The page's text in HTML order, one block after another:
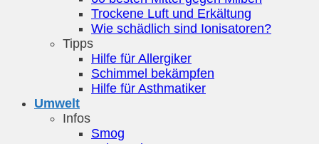
Trockene Luft und Erkältung
Wie schädlich sind Ionisatoren?
Tipps
Hilfe für Allergiker
Schimmel bekämpfen
Hilfe für Asthmatiker
Umwelt
Infos
Smog